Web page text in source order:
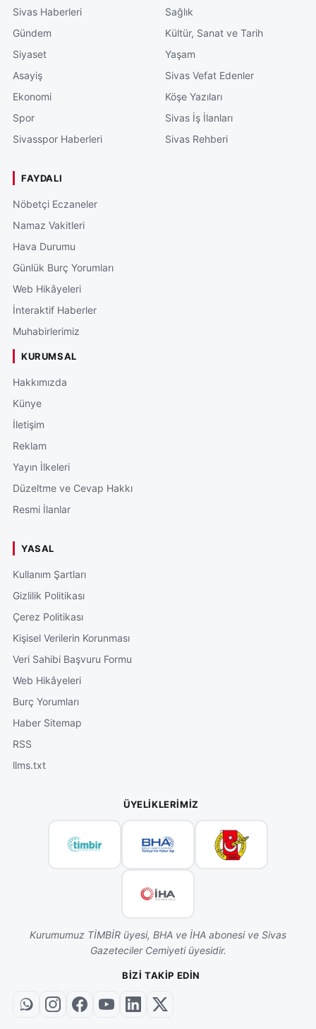
Sivas Haberleri
Gündem
Siyaset
Asayiş
Ekonomi
Spor
Sivasspor Haberleri
Sağlık
Kültür, Sanat ve Tarih
Yaşam
Sivas Vefat Edenler
Köşe Yazıları
Sivas İş İlanları
Sivas Rehberi
FAYDALI
Nöbetçi Eczaneler
Namaz Vakitleri
Hava Durumu
Günlük Burç Yorumları
Web Hikâyeleri
İnteraktif Haberler
Muhabirlerimiz
KURUMSAL
Hakkımızda
Künye
İletişim
Reklam
Yayın İlkeleri
Düzeltme ve Cevap Hakkı
Resmi İlanlar
YASAL
Kullanım Şartları
Gizlilik Politikası
Çerez Politikası
Kişisel Verilerin Korunması
Veri Sahibi Başvuru Formu
Web Hikâyeleri
Burç Yorumları
Haber Sitemap
RSS
llms.txt
ÜYELIKLERIMIZ
Kurumumuz TİMBİR üyesi, BHA ve İHA abonesi ve Sivas
Gazeteciler Cemiyeti üyesidir.
BIZI TAKIP EDIN